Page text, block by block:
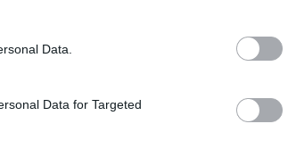
Data.
Data for Targeted
ΕΛΛΑΔΑ
ο σκοπός της ΕΛΛΗΝΙΚΟ ΜΕΤΡΟ ΑΕ